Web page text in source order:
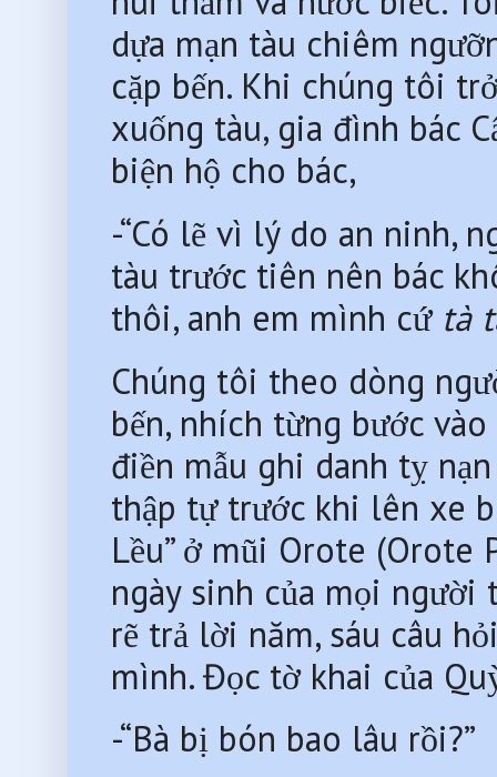
dựa mạn tàu chiêm
cặp bến. Khi chúng tôi
xuống tàu, gia đình bác
biện hộ cho bác,
-“Có lẽ vì lý do an ninh,
tàu trước tiên nên bác
thôi, anh em mình cứ tà
Chúng tôi theo dòng
bến, nhích từng bước
điền mẫu ghi danh tỵ
thập tự trước khi lên xe
Lều” ở mũi Orote (Orote
ngày sinh của mọi
rẽ trả lời năm, sáu câu
mình. Đọc tờ khai của
-“Bà bị bón bao lâu rồi?”